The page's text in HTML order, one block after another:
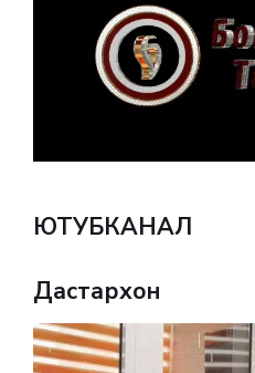
ЮТУБКАНАЛ
Дастархон